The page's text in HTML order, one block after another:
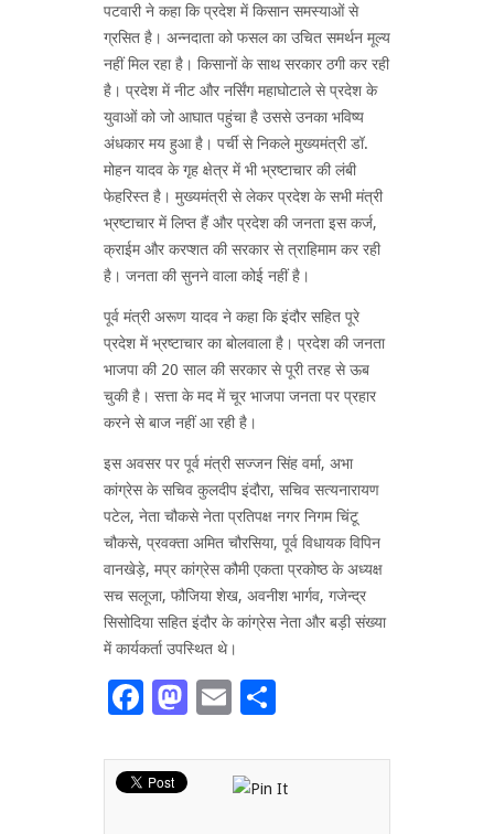
पटवारी ने कहा कि प्रदेश में किसान समस्याओं से
ग्रसित है। अन्नदाता को फसल का उचित समर्थन मूल्य
नहीं मिल रहा है। किसानों के साथ सरकार ठगी कर रही
है। प्रदेश में नीट और नर्सिंग महाघोटाले से प्रदेश के
युवाओं को जो आघात पहुंचा है उससे उनका भविष्य
अंधकार मय हुआ है। पर्ची से निकले मुख्यमंत्री डॉ.
मोहन यादव के गृह क्षेत्र में भी भ्रष्टाचार की लंबी
फेहरिस्त है। मुख्यमंत्री से लेकर प्रदेश के सभी मंत्री
भ्रष्टाचार में लिप्त हैं और प्रदेश की जनता इस कर्ज,
क्राईम और करप्शत की सरकार से त्राहिमाम कर रही
है। जनता की सुनने वाला कोई नहीं है।
पूर्व मंत्री अरूण यादव ने कहा कि इंदौर सहित पूरे
प्रदेश में भ्रष्टाचार का बोलवाला है। प्रदेश की जनता
भाजपा की 20 साल की सरकार से पूरी तरह से ऊब
चुकी है। सत्ता के मद में चूर भाजपा जनता पर प्रहार
करने से बाज नहीं आ रही है।
इस अवसर पर पूर्व मंत्री सज्जन सिंह वर्मा, अभा
कांग्रेस के सचिव कुलदीप इंदौरा, सचिव सत्यनारायण
पटेल, नेता चौकसे नेता प्रतिपक्ष नगर निगम चिंटू
चौकसे, प्रवक्ता अमित चौरसिया, पूर्व विधायक विपिन
वानखेड़े, मप्र कांग्रेस कौमी एकता प्रकोष्ठ के अध्यक्ष
सच सलूजा, फौजिया शेख, अवनीश भार्गव, गजेन्द्र
सिसोदिया सहित इंदौर के कांग्रेस नेता और बड़ी संख्या
में कार्यकर्ता उपस्थित थे।
Facebook
Mastodon
Email